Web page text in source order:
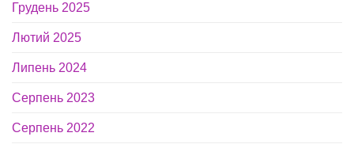
Грудень 2025
Лютий 2025
Липень 2024
Серпень 2023
Серпень 2022